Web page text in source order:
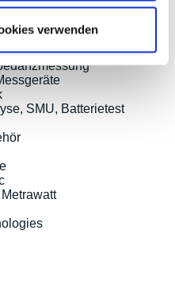
verwenden
DMM
SMU, Batterietest